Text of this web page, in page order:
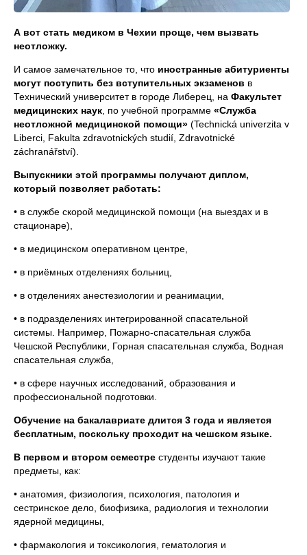
А вот стать медиком в Чехии проще, чем вызвать
неотложку.
И самое замечательное то, что иностранные абитуриенты
могут поступить без вступительных экзаменов в
Технический университет в городе Либерец, на Факультет
медицинских наук , по учебной программе «Служба
неотложной медицинской помощи» (Technická univerzita v
Liberci, Fakulta zdravotnických studií, Zdravotnické
záchranářství).
Выпускники этой программы получают диплом,
который позволяет работать:
• в службе скорой медицинской помощи (на выездах и в
стационаре),
• в медицинском оперативном центре,
• в приёмных отделениях больниц,
• в отделениях анестезиологии и реанимации,
• в подразделениях интегрированной спасательной
системы. Например, Пожарно-спасательная служба
Чешской Республики, Горная спасательная служба, Водная
спасательная служба,
• в сфере научных исследований, образования и
профессиональной подготовки.
Обучение на бакалавриате длится 3 года и является
бесплатным, поскольку проходит на чешском языке.
В первом и втором семестре студенты изучают такие
предметы, как:
• анатомия, физиология, психология, патология и
сестринское дело, биофизика, радиология и технологии
ядерной медицины,
• фармакология и токсикология, гематология и